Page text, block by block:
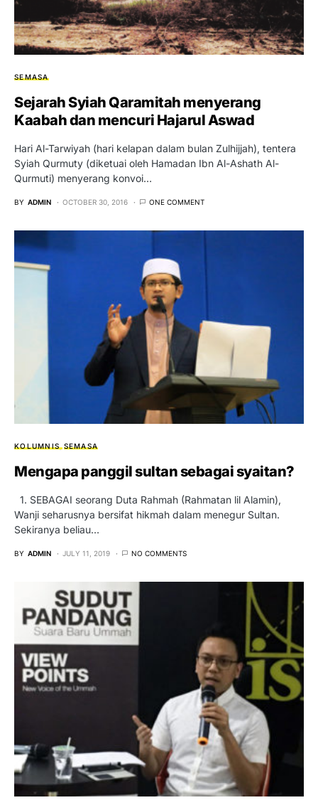
SEMASA
Sejarah Syiah Qaramitah menyerang
Kaabah dan mencuri Hajarul Aswad
Hari Al-Tarwiyah (hari kelapan dalam bulan Zulhijjah), tentera
Syiah Qurmuty (diketuai oleh Hamadan Ibn Al-Ashath Al-
Qurmuti) menyerang konvoi…
BY ADMIN OCTOBER 30, 2016 ONE COMMENT
KOLUMNIS SEMASA
Mengapa panggil sultan sebagai syaitan?
1. SEBAGAI seorang Duta Rahmah (Rahmatan lil Alamin),
Wanji seharusnya bersifat hikmah dalam menegur Sultan.
Sekiranya beliau…
BY ADMIN JULY 11, 2019 NO COMMENTS